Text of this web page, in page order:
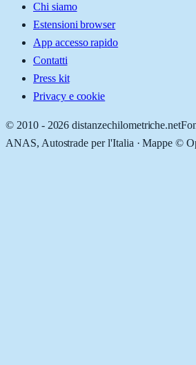
Chi siamo
Estensioni browser
App accesso rapido
Contatti
Press kit
Privacy e cookie
© 2010 - 2026 distanzechilometriche.net
ANAS, Autostrade per l'Italia · Mappe ©